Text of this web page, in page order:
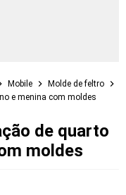
Mobile
Molde de feltro
e menina com moldes
de quarto
moldes